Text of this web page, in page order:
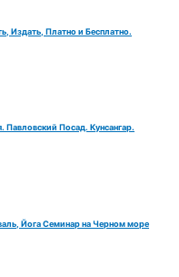
Издать, Платно и Бесплатно.
Павловский Посад. Кунсангар.
Йога Семинар на Черном море